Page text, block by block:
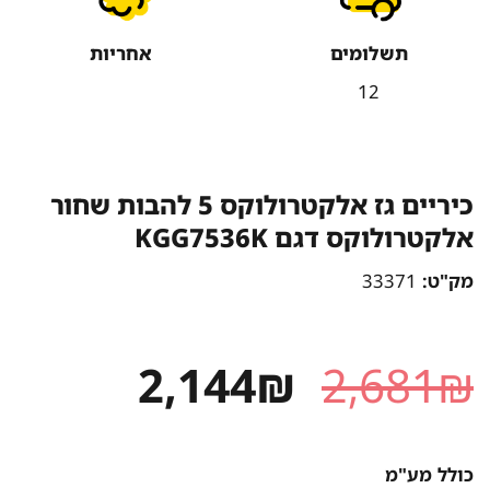
תשלומים
12
אחריות
כיריים גז אלקטרולוקס 5 להבות שחור
אלקטרולוקס דגם KGG7536K
מק"ט:33371
2,681₪ המחיר
המקורי
2,144₪ המחיר
כולל מע"מ